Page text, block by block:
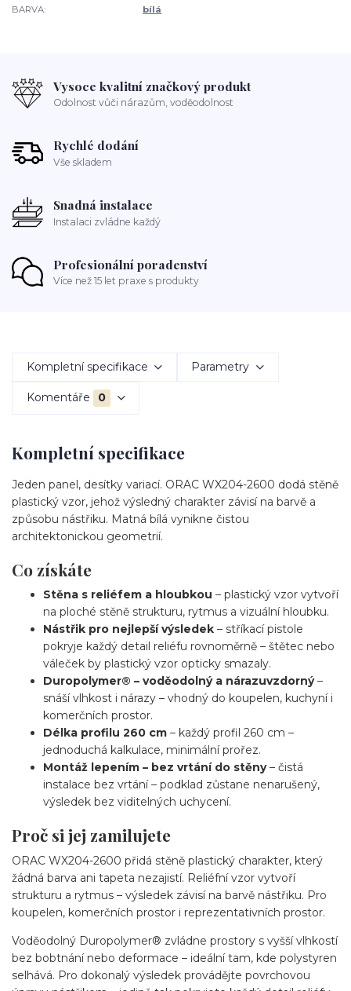
BARVA:
bílá
Vysoce kvalitní značkový produkt
Odolnost vůči nárazům, voděodolnost
Rychlé dodání
Vše skladem
Snadná instalace
Instalaci zvládne každý
Profesionální poradenství
Více než 15 let praxe s produkty
Kompletní specifikace Parametry
Komentáře 0
Kompletní specifikace
Jeden panel, desítky variací. ORAC WX204-2600 dodá stěně
plastický vzor, jehož výsledný charakter závisí na barvě a
způsobu nástřiku. Matná bílá vynikne čistou
architektonickou geometrií.
Co získáte
Stěna s reliéfem a hloubkou – plastický vzor vytvoří
na ploché stěně strukturu, rytmus a vizuální hloubku.
Nástřik pro nejlepší výsledek – stříkací pistole
pokryje každý detail reliéfu rovnoměrně – štětec nebo
váleček by plastický vzor opticky smazaly.
Duropolymer® – voděodolný a nárazuvzdorný–
snáší vlhkost i nárazy – vhodný do koupelen, kuchyní i
komerčních prostor.
Délka profilu 260 cm – každý profil 260 cm –
jednoduchá kalkulace, minimální prořez.
Montáž lepením – bez vrtání do stěny– čistá
instalace bez vrtání – podklad zůstane nenarušený,
výsledek bez viditelných uchycení.
Proč si jej zamilujete
ORAC WX204-2600 přidá stěně plastický charakter, který
žádná barva ani tapeta nezajistí. Reliéfní vzor vytvoří
strukturu a rytmus – výsledek závisí na barvě nástřiku. Pro
koupelen, komerčních prostor i reprezentativních prostor.
Voděodolný Duropolymer® zvládne prostory s vyšší vlhkostí
bez bobtnání nebo deformace – ideální tam, kde polystyren
selhává. Pro dokonalý výsledek provádějte povrchovou